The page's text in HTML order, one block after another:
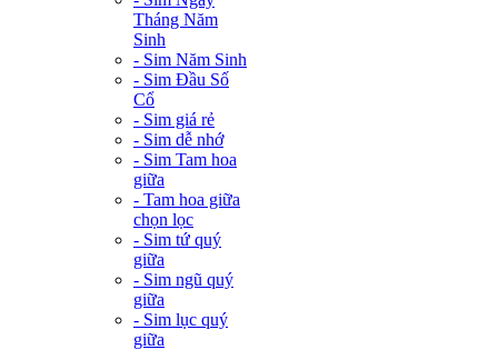
Tháng Năm
Sinh
- Sim Năm Sinh
- Sim Đầu Số
Cổ
- Sim giá rẻ
- Sim dễ nhớ
- Sim Tam hoa
giữa
- Tam hoa giữa
chọn lọc
- Sim tứ quý
giữa
- Sim ngũ quý
giữa
- Sim lục quý
giữa